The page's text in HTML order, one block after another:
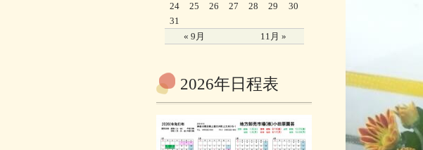
« 9月 11月 »
24
25 26 27 28 29
30
31
2026年日程表